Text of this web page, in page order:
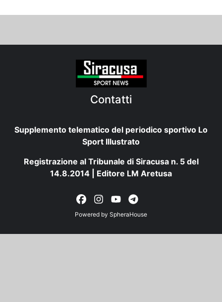
Contatti
Supplemento telematico del periodico sportivo Lo
Sport Illustrato
Registrazione al Tribunale di Siracusa n. 5 del
14.8.2014 | Editore LM Aretusa
Powered by SpheraHouse